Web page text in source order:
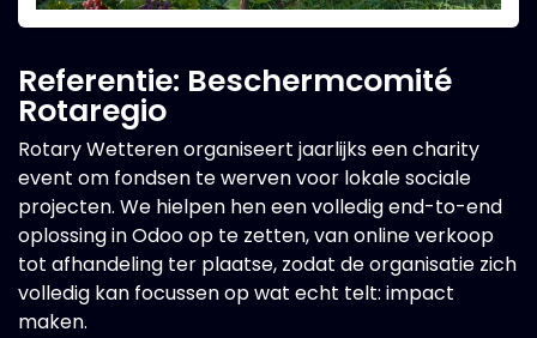
Referentie: Beschermcomité
Rotaregio
Rotary Wetteren organiseert jaarlijks een charity
event om fondsen te werven voor lokale sociale
projecten. We hielpen hen een volledig end-to-end
oplossing in Odoo op te zetten, van online verkoop
tot afhandeling ter plaatse, zodat de organisatie zich
volledig kan focussen op wat echt telt: impact
maken.